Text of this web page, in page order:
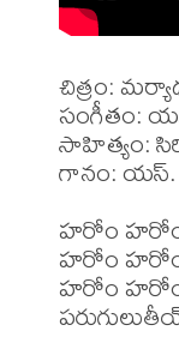
చిత్రం:
సంగీతం:
సాహిత్యం:
గానం: యస్.
హరోం
హరోం
హరోం